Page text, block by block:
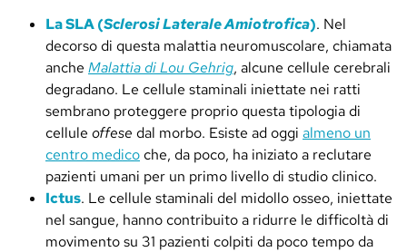
La SLA (Sclerosi Laterale Amiotrofica). Nel
decorso di questa malattia neuromuscolare, chiamata
anche Malattia di Lou Gehrig, alcune cellule cerebrali
degradano. Le cellule staminali iniettate nei ratti
sembrano proteggere proprio questa tipologia di
cellule offese dal morbo. Esiste ad oggi almeno un
centro medicoche, da poco, ha iniziato a reclutare
pazienti umani per un primo livello di studio clinico.
Ictus. Le cellule staminali del midollo osseo, iniettate
nel sangue, hanno contribuito a ridurre le difficoltà di
movimento su 31 pazienti colpiti da poco tempo da